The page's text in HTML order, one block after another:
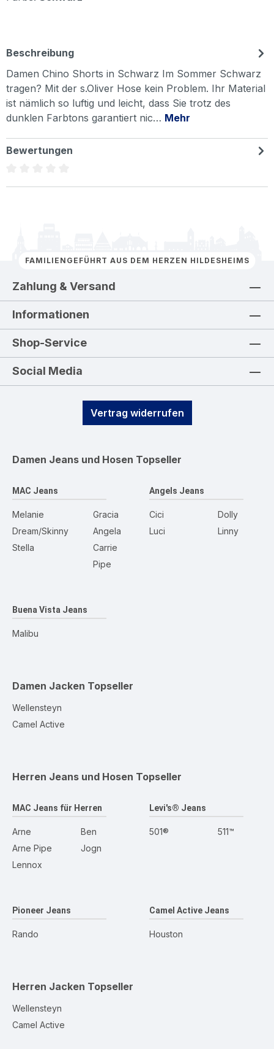
Beschreibung
Damen Chino Shorts in Schwarz Im Sommer Schwarz
tragen? Mit der s.Oliver Hose kein Problem. Ihr Material
ist nämlich so luftig und leicht, dass Sie trotz des
dunklen Farbtons garantiert nic… Mehr
Bewertungen
FAMILIENGEFÜHRT AUS DEM HERZEN HILDESHEIMS
Zahlung & Versand
Informationen
Shop-Service
Social Media
Vertrag widerrufen
Damen Jeans und Hosen Topseller
MAC Jeans
Melanie
Dream/Skinny
Stella
Gracia
Angela
Carrie
Pipe
Angels Jeans
Cici
Luci
Dolly
Linny
Buena Vista Jeans
Malibu
Damen Jacken Topseller
Wellensteyn
Camel Active
Herren Jeans und Hosen Topseller
MAC Jeans für Herren
Arne
Arne Pipe
Lennox
Ben
Jogn
Levi's® Jeans
501® 511™
Pioneer Jeans
Rando
Camel Active Jeans
Houston
Herren Jacken Topseller
Wellensteyn
Camel Active